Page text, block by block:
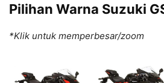
Pilihan Warna Suzuki
*Klik untuk memperbesar/zoom